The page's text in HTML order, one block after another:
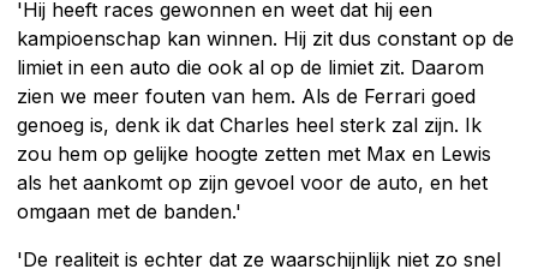
'Hij heeft races gewonnen en weet dat hij een
kampioenschap kan winnen. Hij zit dus constant op de
limiet in een auto die ook al op de limiet zit. Daarom
zien we meer fouten van hem. Als de Ferrari goed
genoeg is, denk ik dat Charles heel sterk zal zijn. Ik
zou hem op gelijke hoogte zetten met Max en Lewis
als het aankomt op zijn gevoel voor de auto, en het
omgaan met de banden.'
'De realiteit is echter dat ze waarschijnlijk niet zo snel